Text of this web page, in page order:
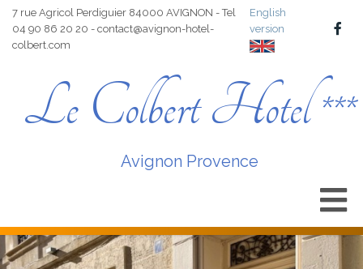
7 rue Agricol Perdiguier 84000 AVIGNON - Tel
04 90 86 20 20 - contact@avignon-hotel-
colbert.com
English
version
Le Colbert Hotel ***
Avignon Provence